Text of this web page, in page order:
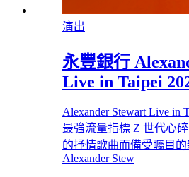
演出
永豐銀行
Live in Taipei
Alexander Stewart Live in
最強流量指標 Z 世代心
的抒情歌曲而備受矚目
Alexander Stew